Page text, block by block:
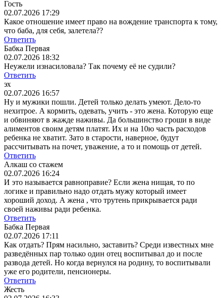
Гость
02.07.2026 17:29
Какое отношение имеет право на вождение транспорта к тому,
что баба, для себя, залетела??
Ответить
Бабка Первая
02.07.2026 18:32
Неужели изнасиловала? Так почему её не судили?
Ответить
эх
02.07.2026 16:57
Ну и мужики пошли. Детей только делать умеют. Дело-то
нехитрое. А кормить, одевать, учить - это жена. Которую еще
и обвиняют в жажде наживы. Да большинство гроши в виде
алиментов своим детям платят. Их и на 10ю часть расходов
ребенка не хватит. Зато в старости, наверное, будут
рассчитывать на почет, уважение, а то и помощь от детей.
Ответить
Алкаш со стажем
02.07.2026 16:24
И это называется равноправие? Если жена нищая, то по
логике и правильно надо отдать мужу который имеет
хороший доход. А жена , что трутень прикрывается ради
своей наживы ради ребенка.
Ответить
Бабка Первая
02.07.2026 17:11
Как отдать? Прям насильно, заставить? Среди известных мне
разведённых пар только один отец воспитывал до и после
развода детей. Но когда вернулся на родину, то воспитывали
уже его родители, пенсионеры.
Ответить
Жесть